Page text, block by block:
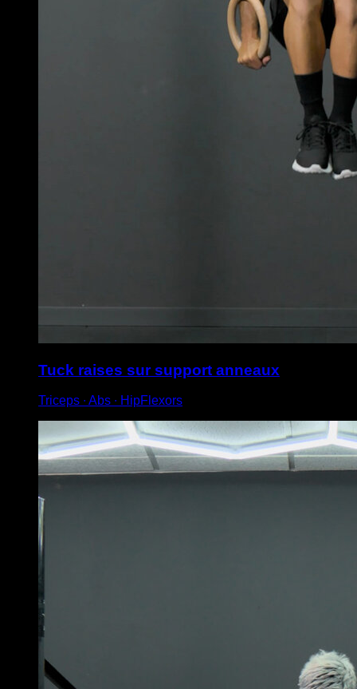
Tuck raises sur support anneaux
Triceps ∙ Abs ∙ HipFlexors